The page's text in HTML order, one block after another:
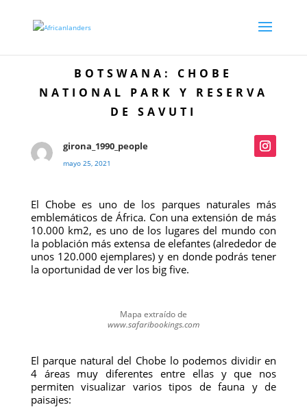
BOTSWANA: CHOBE
NATIONAL PARK Y RESERVA
DE SAVUTI
girona_1990_people
mayo 25, 2021
El Chobe es uno de los parques naturales más
emblemáticos de África. Con una extensión de más
10.000 km2, es uno de los lugares del mundo con
la población más extensa de elefantes (alrededor de
unos 120.000 ejemplares) y en donde podrás tener
la oportunidad de ver los big five.
Mapa extraído de
www.safaribookings.com
El parque natural del Chobe lo podemos dividir en
4 áreas muy diferentes entre ellas y que nos
permiten visualizar varios tipos de fauna y de
paisajes: